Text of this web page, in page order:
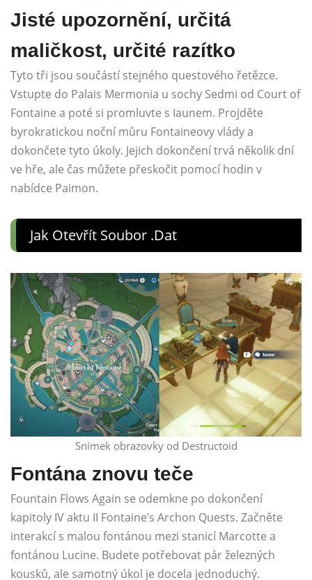
Jisté upozornění, určitá
maličkost, určité razítko
Tyto tři jsou součástí stejného questového řetězce.
Vstupte do Palais Mermonia u sochy Sedmi od Court of
Fontaine a poté si promluvte s Iaunem. Projděte
byrokratickou noční můru Fontaineovy vlády a
dokončete tyto úkoly. Jejich dokončení trvá několik dní
ve hře, ale čas můžete přeskočit pomocí hodin v
nabídce Paimon.
Jak Otevřít Soubor .dat
Snímek obrazovky od Destructoid
Fontána znovu teče
Fountain Flows Again se odemkne po dokončení
kapitoly IV aktu II Fontaine’s Archon Quests. Začněte
interakcí s malou fontánou mezi stanicí Marcotte a
fontánou Lucine. Budete potřebovat pár železných
kousků, ale samotný úkol je docela jednoduchý.